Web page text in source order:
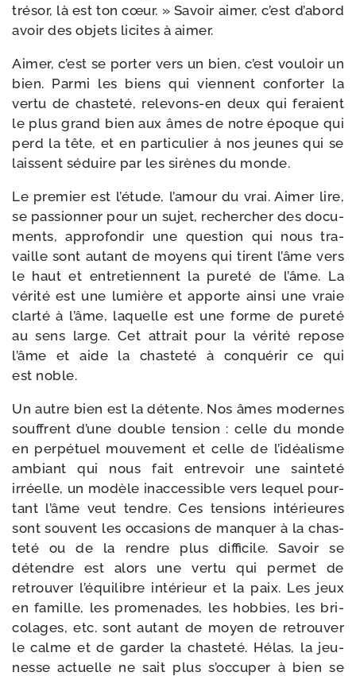
tré­sor, là est ton cœur. » Savoir aimer, c’est d’abord
avoir des objets licites à aimer.
Aimer, c’est se por­ter vers un bien, c’est vou­loir un
bien. Parmi les biens qui viennent confor­ter la
ver­tu de chas­te­té, relevons-​en deux qui fe­raient
le plus grand bien aux âmes de notre époque qui
perd la tête, et en par­ti­cu­lier à nos jeunes qui se
laissent séduire par les sirènes du monde.
Le pre­mier est l’étude, l’amour du vrai. Aimer lire,
se pas­sion­ner pour un sujet, recher­cher des docu­
ments, appro­fon­dir une ques­tion qui nous tra­
vaille sont autant de moyens qui tirent l’âme vers
le haut et entre­tiennent la pure­té de l’âme. La
véri­té est une lumière et apporte ain­si une vraie
clar­té à l’âme, laquelle est une forme de pure­té
au sens large. Cet attrait pour la véri­té repose
l’âme et aide la chas­te­té à conqué­rir ce qui
est noble.
Un autre bien est la détente. Nos âmes modernes
souffrent d’une double ten­sion : celle du monde
en per­pé­tuel mou­ve­ment et celle de l’idéalisme
ambiant qui nous fait entre­voir une sain­te­té
irréelle, un modèle inac­ces­sible vers lequel pour­
tant l’âme veut tendre. Ces ten­sions inté­rieures
sont sou­vent les occa­sions de man­quer à la chas­
te­té ou de la rendre plus dif­fi­cile. Sa­voir se
détendre est alors une ver­tu qui per­met de
retrou­ver l’équilibre inté­rieur et la paix. Les jeux
en fa­mille, les pro­me­nades, les hob­bies, les bri­
co­lages, etc. sont autant de moyen de retrou­ver
le calme et de gar­der la chas­te­té. Hélas, la jeu­
nesse actuelle ne sait plus s’occuper à bien se